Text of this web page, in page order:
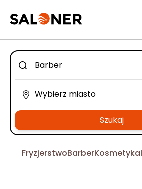
Szukaj
FryzjerstwoBarberKosmetyka